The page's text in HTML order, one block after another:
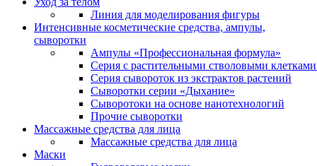
Линия для моделирования фигуры
Интенсивные косметические средства, ампулы,
сыворотки
Ампулы «Профессиональная формула»
Серия с растительными стволовыми
Серия сывороток из экстрактов растений
Сыворотки серии «Дыхание»
Сыворотоки на основе нанотехнологий
Прочие сыворотки
Массажные средства для лица
Массажные средства для лица
Маски